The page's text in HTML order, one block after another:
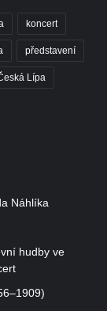
koncert
představení
Lípa
Náhlíka
hudby ve